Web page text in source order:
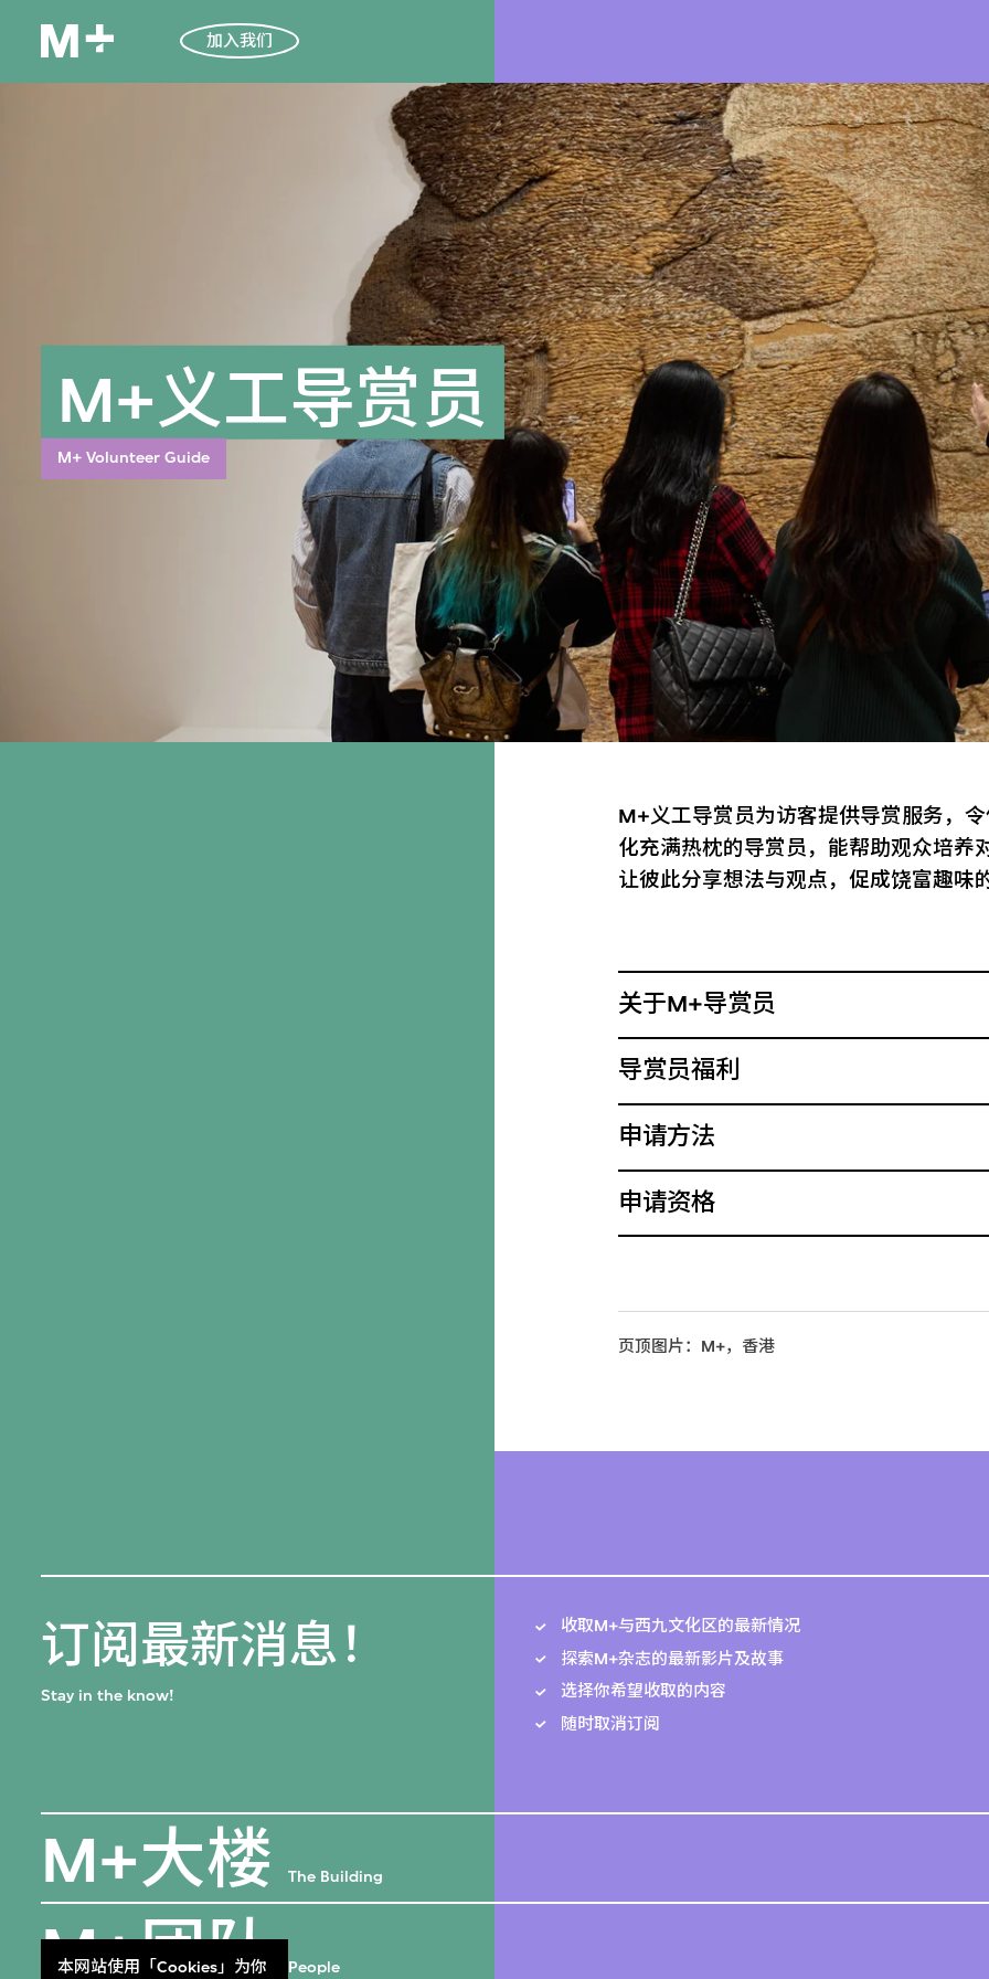
加入我们
本网站使用「Cookies」为你
M+义工导赏员
M+ Volunteer Guide
M+义工导赏员为访客提供导赏服务，
化充满热枕的导赏员，能帮助观众培养
让彼此分享想法与观点，促成饶富趣味
关于M+导赏员
导赏员福利
申请方法
申请资格
页顶图片：M+，香港
订阅最新消息！
Stay in the know!
收取M+与西九文化区的最新情况
探索M+杂志的最新影片及故事
选择你希望收取的内容
随时取消订阅
M+大楼 The Building
M+团队 People